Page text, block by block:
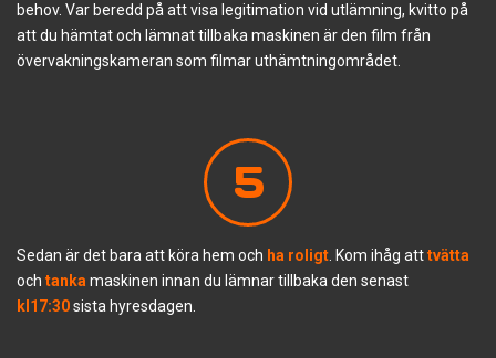
behov. Var beredd på att visa legitimation vid utlämning, kvitto på
att du hämtat och lämnat tillbaka maskinen är den film från
övervakningskameran som filmar uthämtningområdet.
5
Sedan är det bara att köra hem och ha roligt . Kom ihåg atttvätta
och tanka maskinen innan du lämnar tillbaka den senast
kl17:30sista hyresdagen.